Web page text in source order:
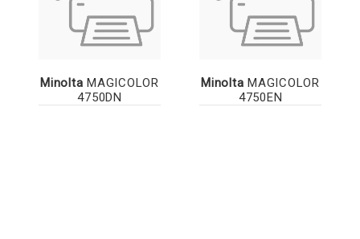
Minolta MAGICOLOR
4750DN
Minolta MAGICOLOR
4750EN